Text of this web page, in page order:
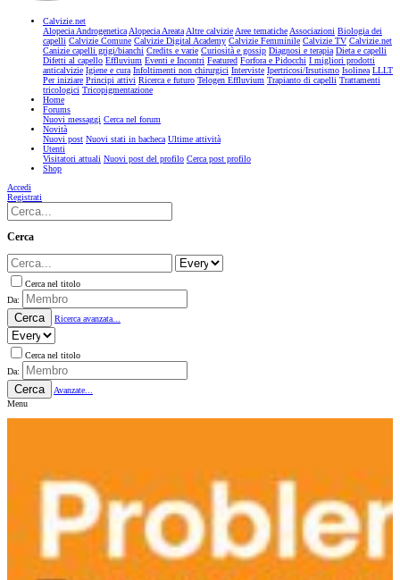
Calvizie.net
Alopecia AndrogeneticaAlopecia AreataAltre calvizieAree tematicheAssociazioni Biologia dei
capelli Calvizie Comune Calvizie Digital Academy Calvizie Femminile Calvizie TV Calvizie.net
Canizie capelli grigi/bianchi Credits e varie Curiosità e gossip Diagnosi e terapia Dieta e capelli
Difetti al capello Effluvium Eventi e Incontri Featured Forfora e Pidocchi I migliori prodotti
anticalvizie Igiene e cura Infoltimenti non chirurgici Interviste Ipertricosi/Irsutismo Isolinea LLLT
Per iniziare Principi attivi Ricerca e futuro Telogen Effluvium Trapianto di capelli Trattamenti
tricologici Tricopigmentazione
Home
Forums
Nuovi messaggi Cerca nel forum
Novità
Nuovi post Nuovi stati in bacheca Ultime attività
Utenti
Visitatori attuali Nuovi post del profilo Cerca post profilo
Shop
Accedi
Registrati
Cerca
Cerca nel titolo
Da:
Cerca Ricerca avanzata...
Cerca nel titolo
Da:
Cerca
Avanzate...
Menu